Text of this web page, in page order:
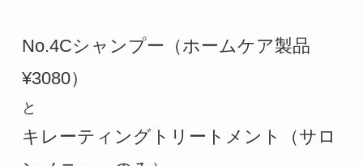
No.4Cシャンプー（ホームケア製品
¥3080）
キレーティングトリートメント（サロ